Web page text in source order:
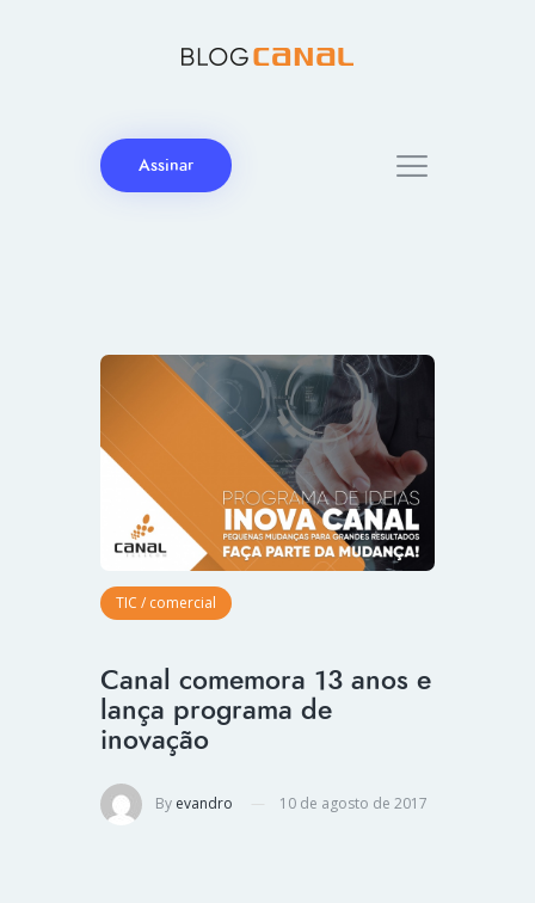
Assinar
TIC / comercial
Canal comemora 13 anos e
lança programa de
inovação
By evandro 10 de agosto de 2017